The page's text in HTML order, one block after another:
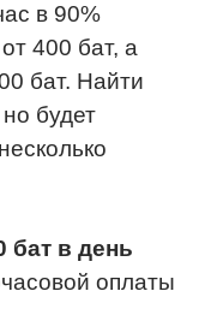
в 90%
400 бат, а
бат. Найти
будет
бат в день
оплаты